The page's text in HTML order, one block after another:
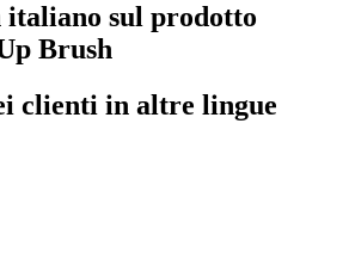
italiano sul prodotto
Brush
clienti in altre lingue